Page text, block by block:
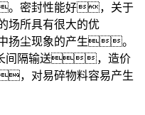
。密封性能好，关于
场所具有很大的优
扬尘现象的产生。
长间隔输送，造价
，对易碎物料容易产生